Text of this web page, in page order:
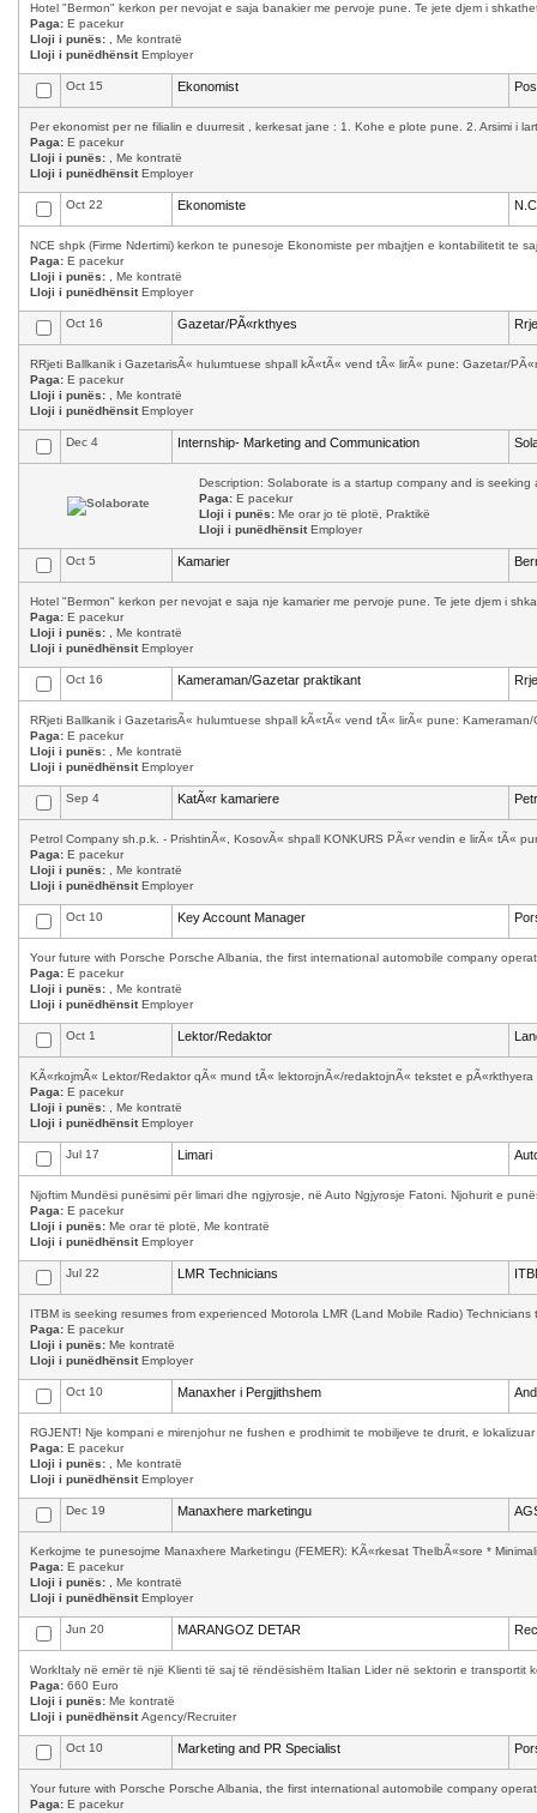
Hotel "Bermon" kerkon per nevojat e saja banakier me pervoje pune. Te jete djem i
Paga: E pacekur
Lloji i punës: , Me kontratë
Lloji i punëdhënsitEmployer
Oct 15 Ekonomist
Per ekonomist per ne filialin e duurresit , kerkesat jane : 1. Kohe e plote pune. 2. Arsimi i
Paga: E pacekur
Lloji i punës: , Me kontratë
Lloji i punëdhënsitEmployer
Oct 22 Ekonomiste
NCE shpk (Firme Ndertimi) kerkon te punesoje Ekonomiste per mbajtjen e kontabilitetit te
Paga: E pacekur
Lloji i punës: , Me kontratë
Lloji i punëdhënsitEmployer
Oct 16 Gazetar/PÃ«rkthyes
RRjeti Ballkanik i GazetarisÃ« hulumtuese shpall kÃ«tÃ« vend tÃ« lirÃ« pune: Gazetar/
Paga: E pacekur
Lloji i punës: , Me kontratë
Lloji i punëdhënsitEmployer
Dec 4 Internship- Marketing and Communication
Description: Solaborate is a startup company and is
Paga: E pacekur
Lloji i punës: Me orar jo të plotë, Praktikë
Lloji i punëdhënsitEmployer
Oct 5 Kamarier
Hotel "Bermon" kerkon per nevojat e saja nje kamarier me pervoje pune. Te jete djem i
Paga: E pacekur
Lloji i punës: , Me kontratë
Lloji i punëdhënsitEmployer
Oct 16 Kameraman/Gazetar praktikant
RRjeti Ballkanik i GazetarisÃ« hulumtuese shpall kÃ«tÃ« vend tÃ« lirÃ« pune:
Paga: E pacekur
Lloji i punës: , Me kontratë
Lloji i punëdhënsitEmployer
Sep 4 KatÃ«r kamariere
Petrol Company sh.p.k. - PrishtinÃ«, KosovÃ« shpall KONKURS PÃ«r vendin e lirÃ« tÃ«
Paga: E pacekur
Lloji i punës: , Me kontratë
Lloji i punëdhënsitEmployer
Oct 10 Key Account Manager
Your future with Porsche Porsche Albania, the first international automobile company
Paga: E pacekur
Lloji i punës: , Me kontratë
Lloji i punëdhënsitEmployer
Oct 1 Lektor/Redaktor
KÃ«rkojmÃ« Lektor/Redaktor qÃ« mund tÃ« lektorojnÃ«/redaktojnÃ« tekstet e
Paga: E pacekur
Lloji i punës: , Me kontratë
Lloji i punëdhënsitEmployer
Jul 17 Limari
Njoftim Mundësi punësimi për limari dhe ngjyrosje, në Auto Ngjyrosje Fatoni. Njohurit e
Paga: E pacekur
Lloji i punës: Me orar të plotë, Me kontratë
Lloji i punëdhënsitEmployer
Jul 22 LMR Technicians
ITBM is seeking resumes from experienced Motorola LMR (Land Mobile Radio)
Paga: E pacekur
Lloji i punës: Me kontratë
Lloji i punëdhënsitEmployer
Oct 10 Manaxher i Pergjithshem
RGJENT! Nje kompani e mirenjohur ne fushen e prodhimit te mobiljeve te drurit, e
Paga: E pacekur
Lloji i punës: , Me kontratë
Lloji i punëdhënsitEmployer
Dec 19 Manaxhere marketingu
Kerkojme te punesojme Manaxhere Marketingu (FEMER): KÃ«rkesat ThelbÃ«sore *
Paga: E pacekur
Lloji i punës: , Me kontratë
Lloji i punëdhënsitEmployer
Jun 20 MARANGOZ DETAR
WorkItaly në emër të një Klienti të saj të rëndësishëm Italian Lider në sektorin e transportit
Paga: 660 Euro
Lloji i punës: Me kontratë
Lloji i punëdhënsitAgency/Recruiter
Oct 10 Marketing and PR Specialist
Your future with Porsche Porsche Albania, the first international automobile company
Paga: E pacekur